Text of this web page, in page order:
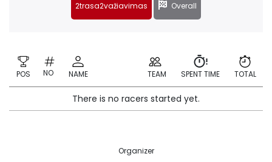
2trasa2važiavimas Overall
POS NO NAME TEAM SPENT TIME TOTAL
There is no racers started yet.
Organizer